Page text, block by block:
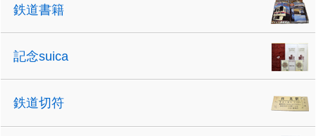
鉄道書籍
記念suica
鉄道切符